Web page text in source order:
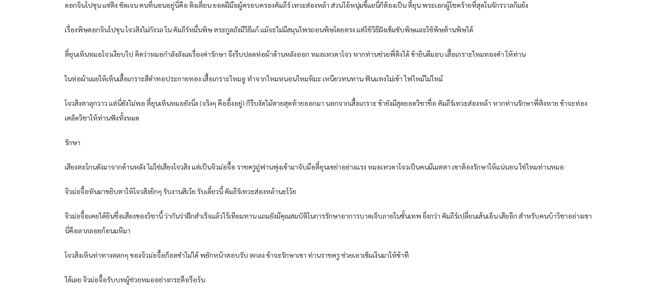
ดอก​จิน​โปซุน​ แซ่ติง​ ชัดเจน​ คน​ที่นอน​อยู่​นี่​คือ​ ติง​เตี่ย​น​ ยอด​ฝีมือ​ผู้ครอบครอง​คัมภีร์​ เท​วะ​ส่อง​หล้า​ ส่วน​ไอ้​หนุ่ม​ขี้แย​นี่​ก็​ต้อง​เป็น​ ตี๋​ยุ​น​ พระเอก​ผู้​โชคร้าย​ที่สุด​ใน​จักรวาล​กิมย้ง​
เรื่อง​พิษ​ดอก​จิน​โปซุน​ โจว​สิงไม่กังวล​ ใน​ คัมภีร์​หมื่น​พิษ​ ตระกูล​ถังมีวิธี​แก้​ แม้จะไม่มีสมุนไพร​ถอนพิษ​โดยตรง​ แต่​ใช้วิธี​ฝังเข็ม​ขับ​พิษ​และ​ใช้พิษ​ต้าน​พิษ​ได้​
ตี๋​ยุ​น​เห็น​หมอ​โจว​เงียบ​ไป คิด​ว่า​หมอ​กำลัง​ลังเล​เรื่อง​ค่ารักษา​ จึงรีบ​ปลด​ห่อ​ผ้า​ด้านหลัง​ออก​ หมอ​เทวดา​โจว​ หาก​ท่าน​ช่วย​พี่​ติง​ได้​ ข้า​ยินดี​มอบ​ เสื้อเกราะ​ไหม​ทองคำ​ ให้​ท่าน​
ใน​ห่อ​ผ้า​เผย​ให้​เห็น​เสื้อเกราะ​สีดำ​ทอ​ประกาย​ทอง​ เสื้อเกราะ​ไหม​อู​ ทำ​จาก​ไหม​หนอน​ไหม​หิมะ​ เหนียว​ทนทาน​ ฟัน​แทง​ไม่เข้า​ ไฟไหม้​ไม่ไหม้​
โจว​สิงตาลุ​กวาว​ แต่​นี่​ยัง​ไม่พอ​ ตี๋​ยุ​น​เห็น​หมอ​ยัง​นิ่ง​ (จริงๆ​ คือ​อึ้ง​อยู่​) ก็​รีบ​งัด​ไม้ตาย​สุดท้าย​ออกมา​ นอกจาก​เสื้อเกราะ​ ข้า​ยังมี​สุดยอด​วิชา​ชื่อ​ คัมภีร์​เท​วะ​ส่อง​หล้า​ หาก​ท่าน​รักษา​พี่​ติง​หาย​ ข้า​จะท่อง​
เคล็ด​วิชา​ให้​ท่าน​ฟังทั้งหมด​
รักษา​
เสียง​ตะโกน​ดัง​มาจาก​ด้านหลัง​ ไม่ใช่เสียง​โจว​สิง แต่​เป็น​จิว​ม่อจื้อ​ ราชครู​ถู่ฟาน​พุ่ง​เข้ามา​จับมือ​ตี๋​ยุ​น​เขย่า​อย่าง​แรง​ หมอ​เทวดา​โจว​เป็น​คน​มีเมตตา​ เขา​ต้อง​รักษา​ให้​แน่นอน​ ใช่ไหม​ท่าน​หมอ​
จิว​ม่อจื้อ​หันมา​ขยิบตา​ให้​โจว​สิงยิกๆ​ รับงาน​สิเว้ย​ รับ​เดี๋ยวนี้​ คัมภีร์​เท​วะ​ส่อง​หล้า​นะ​โว้ย​
จิว​ม่อจื้อ​เคย​ได้ยิน​ชื่อเสียง​ของ​วิชา​นี้​ ว่า​กัน​ว่า​ฝึก​สำเร็จ​แล้ว​ไร้​เทียมทาน​ แถมยังมี​คุณสมบัติ​ใน​การรักษา​อาการ​บาดเจ็บ​ภายใน​ขั้น​เทพ​ ยิ่งกว่า​ คัมภีร์​เปลี่ยน​เส้นเอ็น​ เสีย​อีก​ สำหรับ​คนบ้า​วิชา​อย่าง​เขา​
นี่​คือ​ลาภลอย​ก้อน​มหึมา​
โจว​สิงเห็น​ท่าทาง​ตลก​ๆ ของ​จิว​ม่อจื้อ​ก็​อด​ขำ​ไม่ได้​ พยักหน้า​ตอบรับ​ ตกลง​ ข้า​จะรักษา​เขา​ ท่าน​ราชครู​ ช่วย​เอา​เข็ม​เงิน​มาให้​ข้า​ที​
ได้​เลย​ จิว​ม่อจื้อ​รับบท​ผู้ช่วย​หมอ​อย่าง​กระตือรือร้น​